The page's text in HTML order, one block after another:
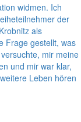
widmen. Ich
der
als
Frage gestellt, was
mir meine
und mir war klar,
Leben hören